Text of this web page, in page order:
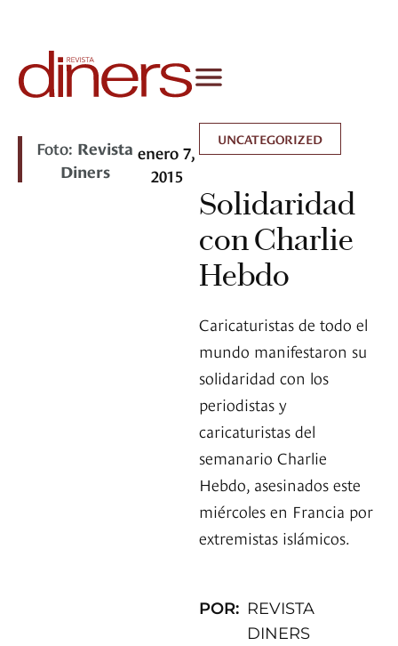
Foto: Revista
Diners
enero 7,
2015
UNCATEGORIZED
Solidaridad
con Charlie
Hebdo
Caricaturistas de todo el
mundo manifestaron su
solidaridad con los
periodistas y
caricaturistas del
semanario Charlie
Hebdo, asesinados este
miércoles en Francia por
extremistas islámicos.
POR: REVISTA
DINERS